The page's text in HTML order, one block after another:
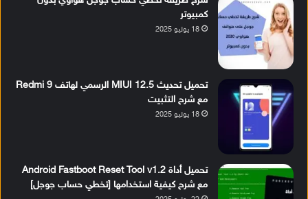
كمبيوتر
18 يوليو 2025
تحميل تحديث MIUI 12.5 الرسمي لهاتف Redmi 9
مع شرح التثبيت
18 يوليو 2025
تحميل أداة Android Fastboot Reset Tool v1.2
مع شرح كيفية استخدامها [تخطي حساب جوجل]